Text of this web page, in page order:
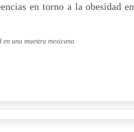
en torno a la obesidad en
una muestra mexicana.